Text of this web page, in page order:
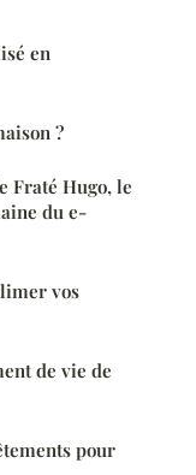
en
?
Fraté Hugo, le
du e-
vos
de vie de
pour